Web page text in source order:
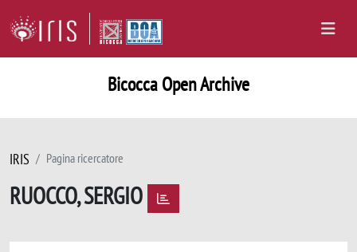
Bicocca Open Archive
IRIS Pagina ricercatore
RUOCCO, SERGIO